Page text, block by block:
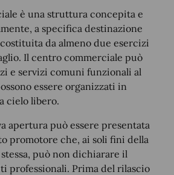
è una struttura concepita e
a specifica destinazione
da almeno due esercizi
Il centro commerciale può
e servizi comuni funzionali al
essere organizzati in
cielo libero.
apertura può essere presentata
promotore che, ai soli fini della
può non dichiarare il
professionali. Prima del rilascio